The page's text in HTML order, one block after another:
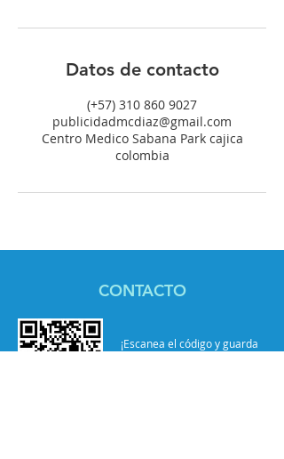
Datos de contacto
(+57) 310 860 9027
publicidadmcdiaz@gmail.com
Centro Medico Sabana Park cajica
colombia
CONTACTO
¡Escanea el código y guarda